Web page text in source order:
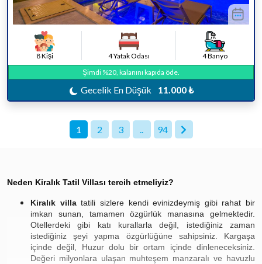
8 Kişi 4 Yatak Odası
4 Banyo
Şimdi %20, kalanını kapıda öde.
Gecelik En Düşük 11.000 ₺
1 2 3 .. 94
Neden Kiralık Tatil Villası tercih etmeliyiz?
Kiralık villatatili sizlere kendi evinizdeymiş gibi rahat bir
imkan sunan, tamamen özgürlük manasına gelmektedir.
Otellerdeki gibi katı kurallarla değil, istediğiniz zaman
istediğiniz şeyi yapma özgürlüğüne sahipsiniz. Kargaşa
içinde değil, Huzur dolu bir ortam içinde dinleneceksiniz.
Değeri milyonlara ulaşan muhteşem manzaralı ve havuzlu